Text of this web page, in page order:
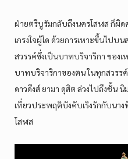
ฝ่ายตรีบูรัมกลับถึงนครโสฬส ก็ผิ
เกรงใจผู้ใด ด้วยการเหาะขึ้นไปบ
สวรรค์ซึ่งเป็นบาทบริจาริกา ของเ
บาทบริจาริกาของตน ในทุกสวร
ดาวดึงส์ ยามา ดุสิต ล่วงไปถึงชั้น
เที่ยวประพฤติบังคับเริงรักกับนาง
โสฬส